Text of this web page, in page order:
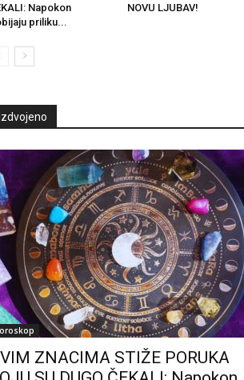
Napokon
priliku...
NOVU LJUBAV!
Izdvojeno
ZNACIMA STIŽE PORUKA